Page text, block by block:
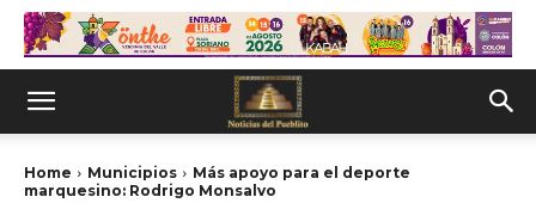
Home Municipios
Más apoyo para el deporte
marquesino: Rodrigo Monsalvo